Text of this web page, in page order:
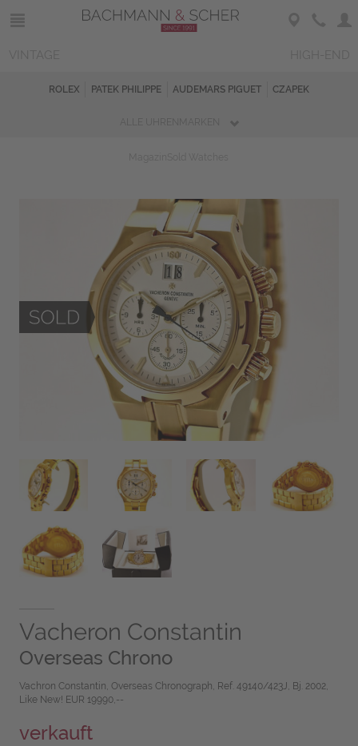
ROLEX PATEK PHILIPPE AUDEMARS PIGUET CZAPEK
Vacheron Constantin
Overseas Chrono
Vachron Constantin, Overseas Chronograph, Ref. 49140/423J, Bj. 2002,
Like New! EUR 19990,--
verkauft